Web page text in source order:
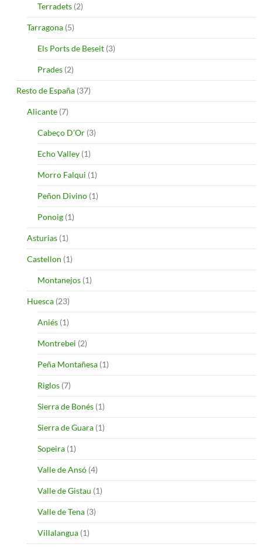
Terradets (2)
Tarragona (5)
Els Ports de Beseit (3)
Prades (2)
Resto de España (37)
Alicante (7)
Cabeço D’Or (3)
Echo Valley (1)
Morro Falqui (1)
Peñon Divino (1)
Ponoig (1)
Asturias (1)
Castellon (1)
Montanejos (1)
Huesca (23)
Aniés (1)
Montrebei (2)
Peña Montañesa (1)
Riglos (7)
Sierra de Bonés (1)
Sierra de Guara (1)
Sopeira (1)
Valle de Ansó (4)
Valle de Gistau (1)
Valle de Tena (3)
Villalangua (1)